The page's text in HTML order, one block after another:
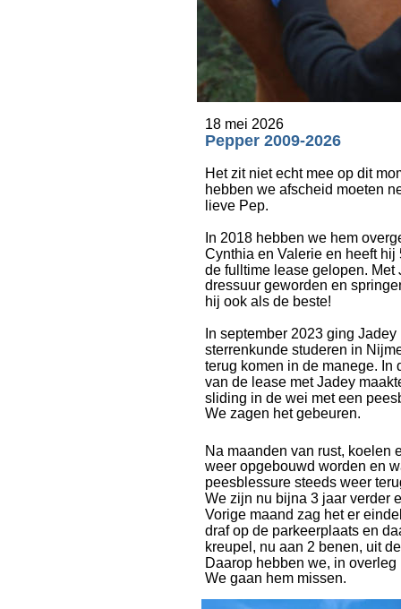
Na maanden van rust, koelen
weer opgebouwd worden en
peesblessure steeds weer
We zijn nu bijna 3 jaar verder
Vorige maand zag het er
draf op de parkeerplaats en
kreupel, nu aan 2 benen, uit
Daarop hebben we, in
We gaan hem missen.
18 mei 2026
Pepper 2009-2026
Het zit niet echt mee op dit
hebben we afscheid moeten
lieve Pep.
In 2018 hebben we hem
Cynthia en Valerie en heeft
de fulltime lease gelopen.
dressuur geworden en
hij ook als de beste!
In september 2023 ging
sterrenkunde studeren in
terug komen in de manege. In
van de lease met Jadey
sliding in de wei met een
We zagen het gebeuren.